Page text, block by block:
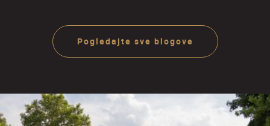
Pogledajte sve blogove